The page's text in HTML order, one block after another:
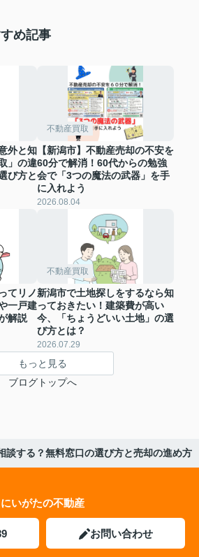
め記事
外と知
」の違
び方と
不動産買取
【新潟市】不動産売却の不安を
60分で解消！60代からの勉強
会で「3つの魔法の武器」を手
に入れよう
2026.08.04
てリノ
一戸建
解説
不動産買取
新潟市で土地探しをするなら知
っておきたい！建築費が高い
今、「ちょうどいい土地」の選
び方とは？
2026.07.29
もっと見る
ブログトップへ
談する？無料窓口の選び方と売却の進め方
にいがたの不動産
お問い合わせ